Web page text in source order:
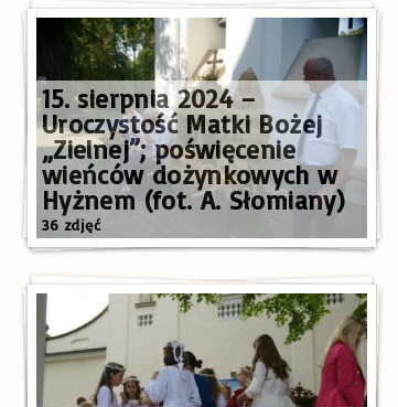
15. sierpnia 2024 –
Uroczystość Matki Bożej
„Zielnej”; poświęcenie
wieńców dożynkowych w
Hyżnem (fot. A. Słomiany)
36 zdjęć